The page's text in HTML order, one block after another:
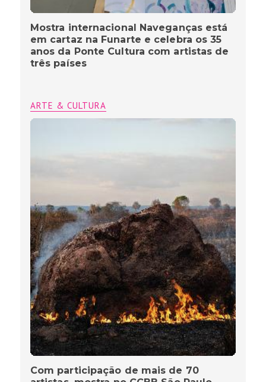
Mostra internacional Naveganças está
em cartaz na Funarte e celebra os 35
anos da Ponte Cultura com artistas de
três países
ARTE & CULTURA
Com participação de mais de 70